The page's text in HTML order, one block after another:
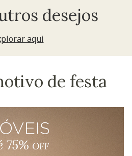
desejos
aqui
de festa